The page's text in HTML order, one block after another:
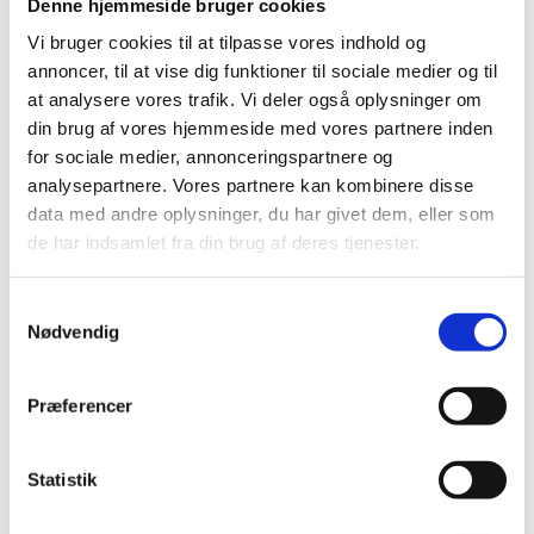
Denne hjemmeside bruger cookies
Vi bruger cookies til at tilpasse vores indhold og
annoncer, til at vise dig funktioner til sociale medier og til
at analysere vores trafik. Vi deler også oplysninger om
din brug af vores hjemmeside med vores partnere inden
for sociale medier, annonceringspartnere og
analysepartnere. Vores partnere kan kombinere disse
data med andre oplysninger, du har givet dem, eller som
de har indsamlet fra din brug af deres tjenester.
Nødvendig
Præferencer
Statistik